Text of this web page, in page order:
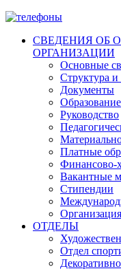
СВЕДЕНИЯ ОБ
ОРГАНИЗАЦИИ
Основные
Структура
Документы
Образование
Руководство
Платные
Финансово-
Вакантные
Стипендии
ОТДЕЛЫ
Отдел